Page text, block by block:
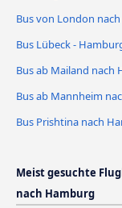
Bus von London
Bus Lübeck -
Bus ab Mailand nach
Bus ab Mannheim
Bus Prishtina nach
Meist gesuchte
nach Hamburg